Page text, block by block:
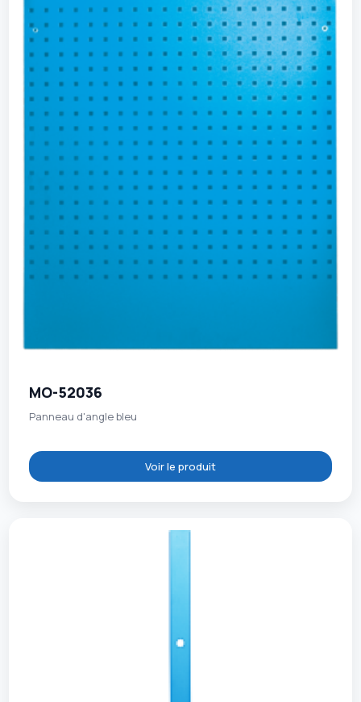
MO-52036
Panneau d'angle bleu
Voir le produit